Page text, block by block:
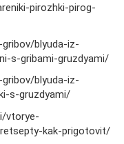
pirozhki-pirog-
blyuda-iz-
s-gribami-gruzdyami/
blyuda-iz-
s-gruzdyami/
vtorye-
kak-prigotovit/